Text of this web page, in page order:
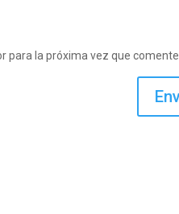
para la próxima vez que comente.